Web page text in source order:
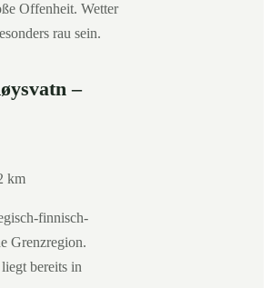
Offenheit. Wetter
rau sein.
–
km
finnisch-
Grenzregion.
bereits in